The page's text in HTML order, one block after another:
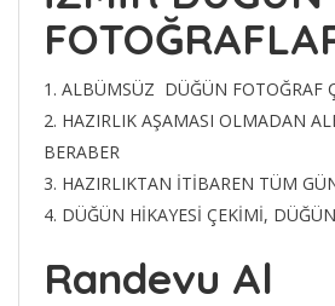
1. ALBÜMSÜZ DÜĞÜN FOTOĞRAF
2. HAZIRLIK AŞAMASI OLMADAN
BERABER
3. HAZIRLIKTAN İTİBAREN TÜM
4. DÜĞÜN HİKAYESİ ÇEKİMİ,
Randevu Al